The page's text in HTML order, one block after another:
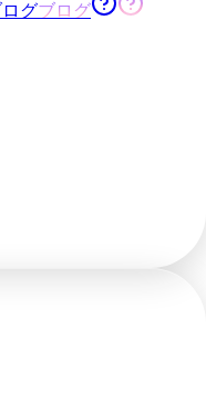
グブログ